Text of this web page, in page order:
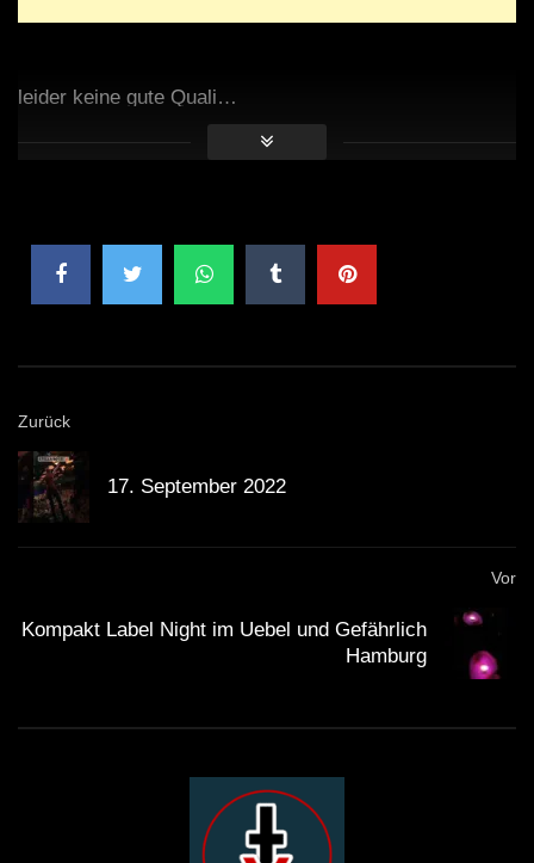
leider keine gute Quali…
Zurück
17. September 2022
Vor
Kompakt Label Night im Uebel und Gefährlich
Hamburg